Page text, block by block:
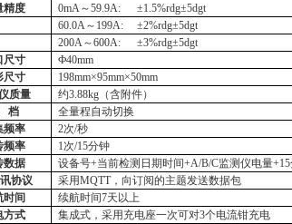
精度
0mA～59.9A:
±1.5%rdg±5dgt
60.0A～199A: ±2%rdg±5dgt
200A～600A: ±3%rdg±5dgt
尺寸
Ф40mm
尺寸
198mm×95mm×50mm
质量
约3.88kg （含附件）
档
全量程自动切换
频率
2次/秒
频率
1次/15分钟
数据
设备号+当前检测日期时间+A/B/C监测仪电量
协议
采用MQTT，向订阅的主题发送数据包
时间
续航时间7天以上
方式
集成式，采用充电座一次可对3个电流钳充电